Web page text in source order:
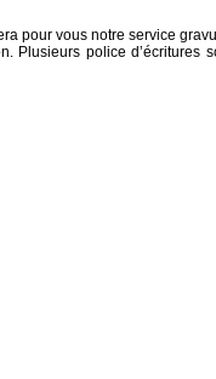
pour vous notre service
Plusieurs police d’écritures